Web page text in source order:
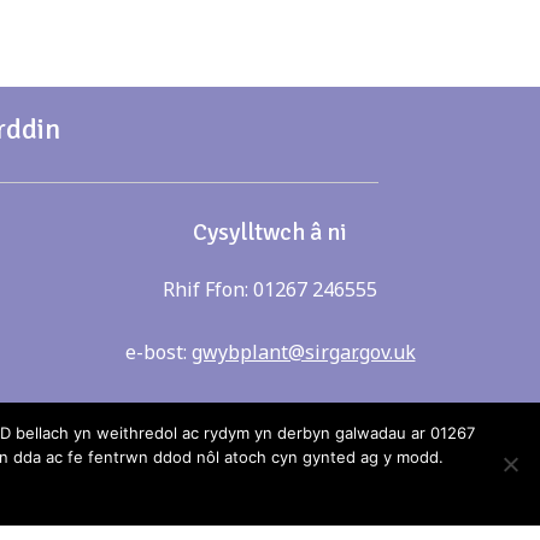
Cysylltwch â ni
Rhif Ffon: 01267 246555
e-bost: gwybplant@sirgar.gov.uk
bellach yn weithredol ac rydym yn derbyn galwadau ar 01267
dda ac fe fentrwn ddod nôl atoch cyn gynted ag y modd.